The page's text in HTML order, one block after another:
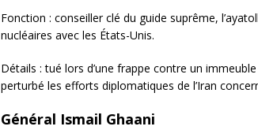
Fonction : conseiller clé du guide suprême,
nucléaires avec les États-Unis.
Détails : tué lors d’une frappe contre un
perturbé les efforts diplomatiques de l’Iran
Général Ismail Ghaani